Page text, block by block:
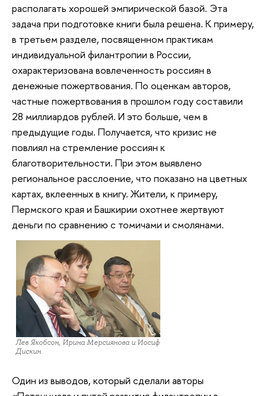
располагать хорошей эмпирической базой. Эта
задача при подготовке книги была решена. К примеру,
в третьем разделе, посвященном практикам
индивидуальной филантропии в России,
охарактеризована вовлеченность россиян в
денежные пожертвования. По оценкам авторов,
частные пожертвования в прошлом году составили
28 миллиардов рублей. И это больше, чем в
предыдущие годы. Получается, что кризис не
повлиял на стремление россиян к
благотворительности. При этом выявлено
региональное расслоение, что показано на цветных
картах, вклеенных в книгу. Жители, к примеру,
Пермского края и Башкирии охотнее жертвуют
деньги по сравнению с томичами и смолянами.
Лев Якобсон, Ирина Мерсиянова и Иосиф
Дискин
Один из выводов, который сделали авторы